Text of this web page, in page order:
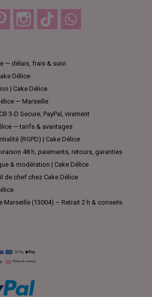
Pinterest Instagram TikTok
— délais, frais & suivi
Délice
| Cake Délice
— Marseille
3-D Secure, PayPal, virement
— tarifs & avantages
(RGPD) | Cake Délice
48 h, paiements, retours, garanties
& modération | Cake Délice
de chef chez Cake Délice
Marseille (13004) – Retrait 2 h & conseils